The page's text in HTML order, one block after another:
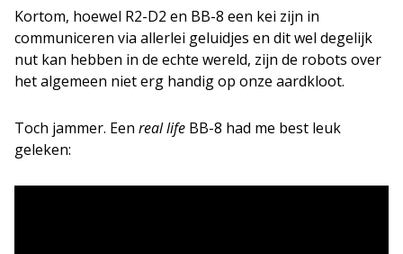
Kortom, hoewel R2-D2 en BB-8 een kei zijn in
communiceren via allerlei geluidjes en dit wel degelijk
nut kan hebben in de echte wereld, zijn de robots over
het algemeen niet erg handig op onze aardkloot.
Toch jammer. Een real life BB-8 had me best leuk
geleken: